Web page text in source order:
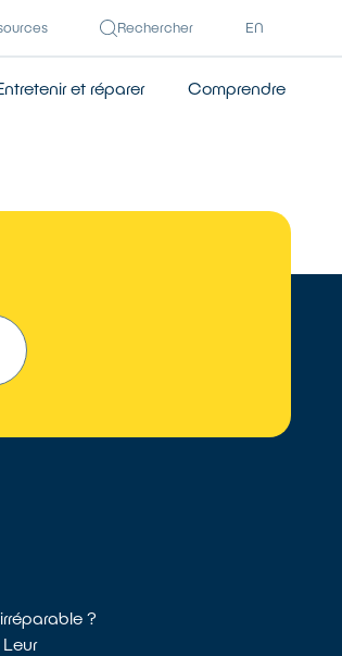
Rechercher EN
et réparer Comprendre
?